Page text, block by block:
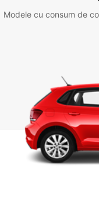
Modele cu consum de